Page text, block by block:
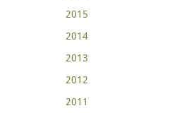
2015
2014
2013
2012
2011